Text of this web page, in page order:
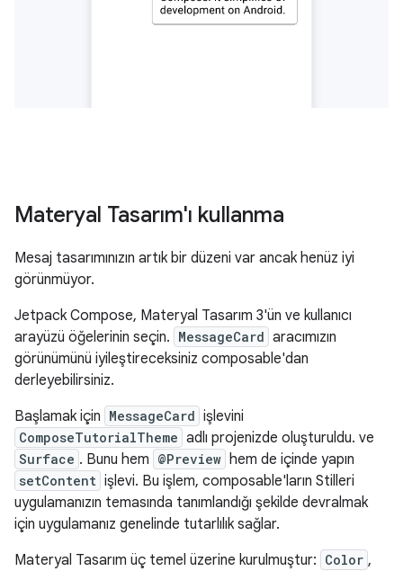
Materyal Tasarım'ı kullanma
Mesaj tasarımınızın artık bir düzeni var ancak henüz iyi
görünmüyor.
Jetpack Compose, Materyal Tasarım 3'ün ve kullanıcı
arayüzü öğelerinin seçin. MessageCard aracımızın
görünümünü iyileştireceksiniz composable'dan
derleyebilirsiniz.
Başlamak için MessageCard işlevini
ComposeTutorialTheme adlı projenizde oluşturuldu. ve
Surface . Bunu hem @Preview hem de içinde yapın
setContent işlevi. Bu işlem, composable'ların Stilleri
uygulamanızın temasında tanımlandığı şekilde devralmak
için uygulamanız genelinde tutarlılık sağlar.
Materyal Tasarım üç temel üzerine kurulmuştur: Color ,